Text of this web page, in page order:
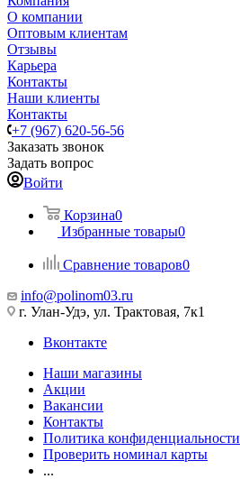
О компании
Оптовым клиентам
Отзывы
Карьера
Контакты
Наши клиенты
Контакты
+7 (967) 620-56-56
Заказать звонок
Задать вопрос
Войти
Корзина0
Избранные товары0
Сравнение товаров0
info@polinom03.ru
г. Улан-Удэ, ул. Трактовая, 7к1
Вконтакте
Наши магазины
Акции
Вакансии
Контакты
Политика конфиденциальности
Проверить номинал карты
...